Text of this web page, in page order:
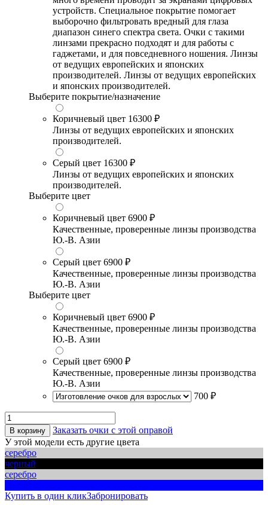
устройств. Специальное покрытие помогает
выборочно фильтровать вредный для глаза
диапазон синего спектра света. Очки с такими
линзами прекрасно подходят и для работы с
гаджетами, и для повседневного ношения. Линзы
от ведущих европейских и японских
производителей. Линзы от ведущих европейских
и японских производителей.
Выберите покрытие/назначение
Коричневый цвет 16300 ₽
Линзы от ведущих европейских и японских
производителей.
Серый цвет 16300 ₽
Линзы от ведущих европейских и японских
производителей.
Выберите цвет
Коричневый цвет 6900 ₽
Качественные, проверенные линзы производства
Ю.-В. Азии
Серый цвет 6900 ₽
Качественные, проверенные линзы производства
Ю.-В. Азии
Выберите цвет
Коричневый цвет 6900 ₽
Качественные, проверенные линзы производства
Ю.-В. Азии
Серый цвет 6900 ₽
Качественные, проверенные линзы производства
Ю.-В. Азии
700 ₽
В корзину
Заказать очки с этой оправой
У этой модели есть другие цвета
серебро
черный
серебро
Купить в один кликЗабронировать